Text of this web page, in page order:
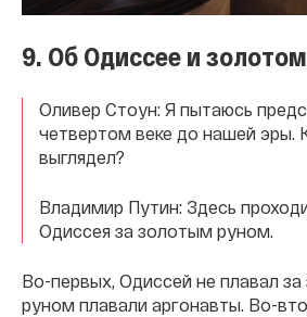
9. Об Одиссее и
Оливер Стоун: Я пытаюсь
четвертом веке до нашей эры.
выглядел?
Владимир Путин: Здесь
Одиссея за золотым руном.
Во-первых, Одиссей не плавал
руном плавали аргонавты. Во-